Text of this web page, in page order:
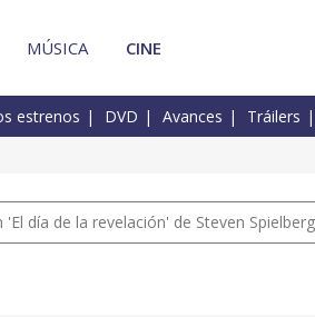
MÚSICA CINE
estrenos DVD Avances Tráilers
día de la revelación' de Steven Spielberg